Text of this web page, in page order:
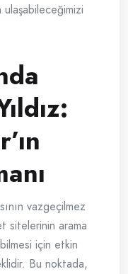
ulaşabileceğimizi
vazgeçilmez
sitelerinin arama
için etkin
Bu noktada,